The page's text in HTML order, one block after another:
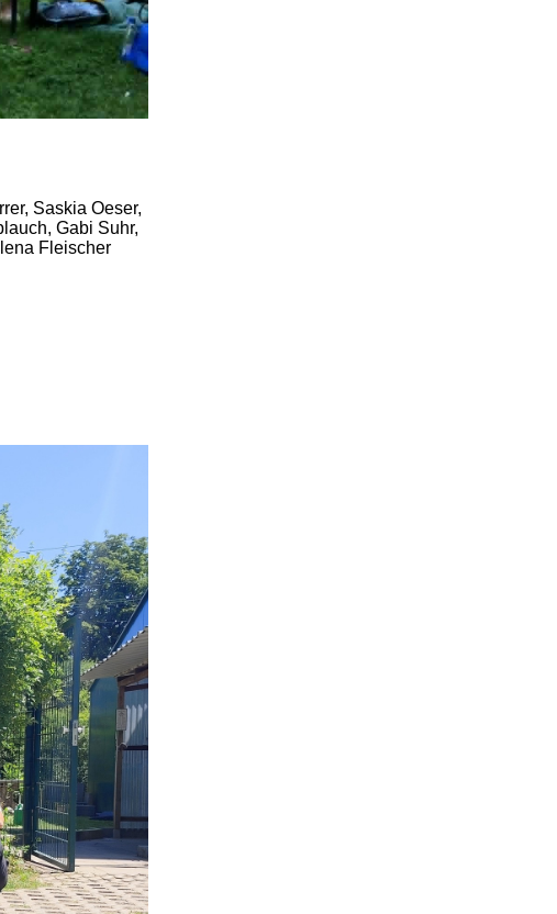
Saskia Oeser,
Gabi Suhr,
Fleischer